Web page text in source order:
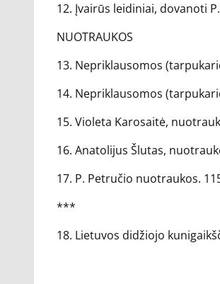
12. Įvairūs leidiniai, dovanoti
NUOTRAUKOS
13. Nepriklausomos
14. Nepriklausomos
15. Violeta Karosaitė,
16. Anatolijus Šlutas,
17. P. Petručio nuotraukos.
***
18. Lietuvos didžiojo